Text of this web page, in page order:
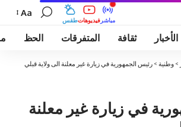
طقسفيديوهات مباشر
Aa
الأخبار ثقافة المتفرقات الحظ
> وطنية > رئيس الجمهورية في زيارة غير معلنة الى ولاية قبلي
في زيارة غير معلنة